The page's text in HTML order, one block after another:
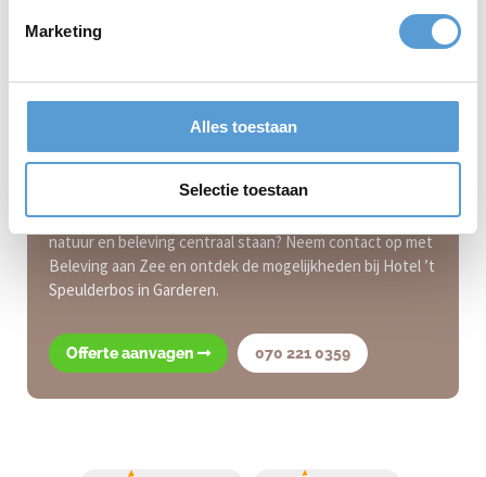
Marketing
Alles toestaan
Selectie toestaan
Plan jouw bedrijfsuitje bij Hotel ’t
Speulderbos Garderen
Wil je een bedrijfsuitje organiseren waarbij teamspirit,
natuur en beleving centraal staan? Neem contact op met
Beleving aan Zee en ontdek de mogelijkheden bij Hotel ’t
Speulderbos in Garderen.
Offerte aanvagen 070 221 0359